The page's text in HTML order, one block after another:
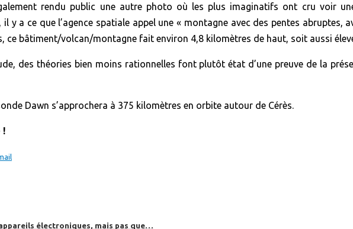
électroniques, mais pas que…
rendu public une autre photo où les plus imaginatifs ont cru voir
y a ce que l’agence spatiale appel une « montagne avec des pentes abruptes,
ce bâtiment/volcan/montagne fait environ 4,8 kilomètres de haut, soit aussi
des théories bien moins rationnelles font plutôt état d’une preuve de la
Dawn s’approchera à 375 kilomètres en orbite autour de Cérès.
!